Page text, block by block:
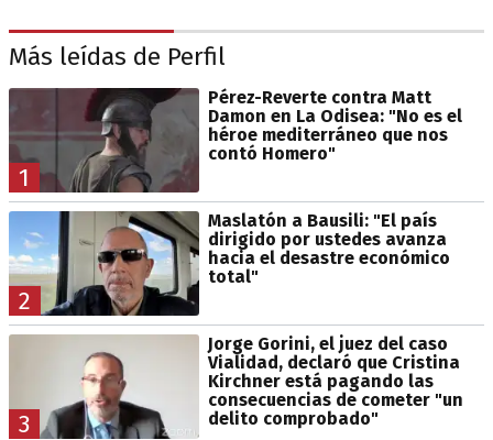
Más leídas de Perfil
1
Pérez-Reverte contra Matt
Damon en La Odisea: "No es el
héroe mediterráneo que nos
contó Homero"
2
Maslatón a Bausili: "El país
dirigido por ustedes avanza
hacia el desastre económico
total"
3
Jorge Gorini, el juez del caso
Vialidad, declaró que Cristina
Kirchner está pagando las
consecuencias de cometer "un
delito comprobado"